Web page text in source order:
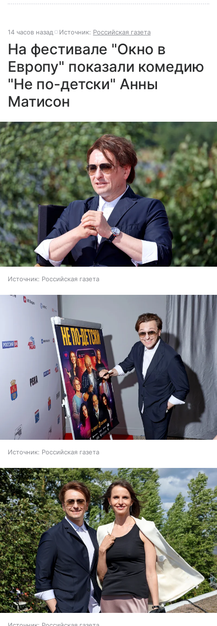
14 часов назад Источник: Российская газета
На фестивале "Окно в
Европу" показали комедию
"Не по-детски" Анны
Матисон
Источник: Российская газета
Источник: Российская газета